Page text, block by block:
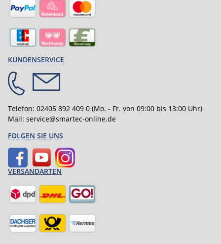
KUNDENSERVICE
Telefon: 02405 892 409 0 (Mo. - Fr. von 09:00 bis 13:00 Uhr)
Mail: service@smartec-online.de
FOLGEN SIE UNS
VERSANDARTEN